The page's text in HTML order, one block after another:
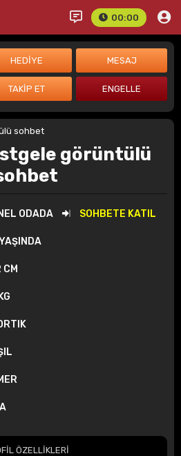
00:00
görüntülü
ODADA SOHBETE KATIL
CM
ÖZELLİKLERİ